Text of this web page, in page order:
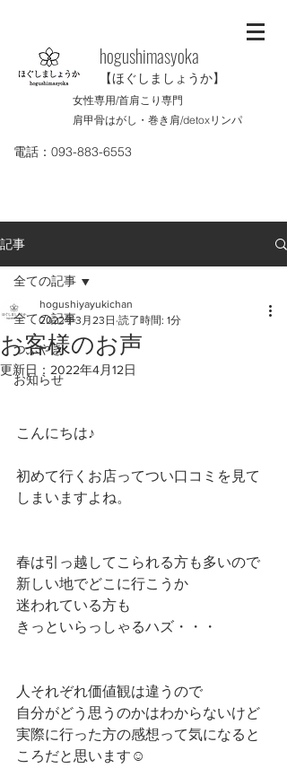
​hogushimasyoka
【ほぐしましょうか】
女性専用/首肩こり専門
肩甲骨はがし・巻き肩/detoxリンパ
電話：093-883-6553
記事
全ての記事
つぶやき
お知らせ
全ての記事
お客様のお声
hogushiyayukichan
2022年3月23日 読了時間: 1分
更新日： 2022年4月12日
こんにちは♪
初めて行くお店ってつい口コミを見て
しまいますよね。
春は引っ越してこられる方も多いので
新しい地でどこに行こうか
迷われている方も
きっといらっしゃるハズ・・・
人それぞれ価値観は違うので
自分がどう思うのかはわからないけど
実際に行った方の感想って気になると
ころだと思います☺️